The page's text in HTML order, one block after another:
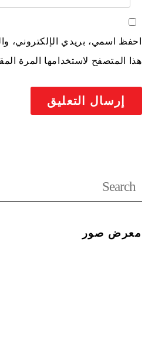
احفظ اسمي، بريدي الإلكتروني،
هذا المتصفح لاستخدامها المرة
معرض صور